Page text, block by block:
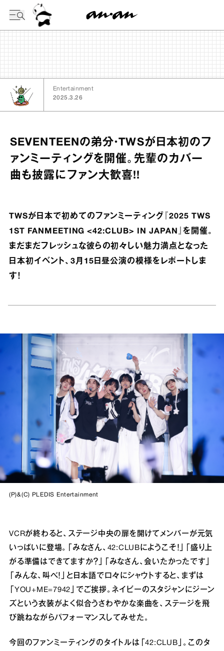
Entertainment
2025.3.26
SEVENTEENの弟分・TWSが日本初のフ
ァンミーティングを開催。先輩のカバー
曲も披露にファン大歓喜!!
TWSが日本で初めてのファンミーティング『2025 TWS
1ST FANMEETING <42:CLUB> IN JAPAN』を開催。
まだまだフレッシュな彼らの初々しい魅力満点となった
日本初イベント、3月15日昼公演の模様をレポートしま
す！
(P)&(C) PLEDIS Entertainment
VCRが終わると、ステージ中央の扉を開けてメンバーが元気
いっぱいに登場。「みなさん、42:CLUBにようこそ！」「盛り上
がる準備はできてますか？」「みなさん、会いたかったです」
「みんな、叫べ！」と日本語で口々にシャウトすると、まずは
「YOU+ME=7942」でご挨拶。ネイビーのスタジャンにジーン
ズという衣装がよく似合うさわやかな楽曲を、ステージを飛
び跳ねながらパフォーマンスしてみせた。
今回のファンミーティングのタイトルは「42:CLUB」。このタ